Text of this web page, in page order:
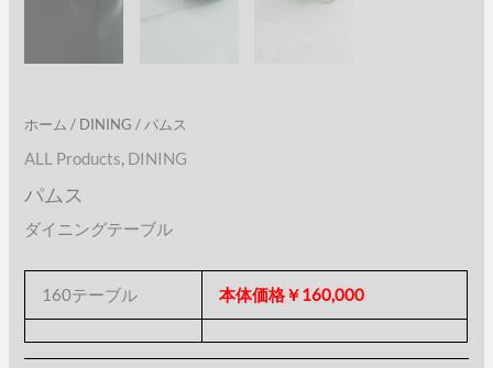
ホーム / DINING / パムス
ALL Products, DINING
パムス
ダイニングテーブル
160テーブル 本体価格￥160,000